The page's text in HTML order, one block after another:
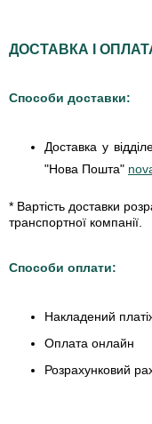
ДОСТАВКА І
Способи доставки:
Доставка у
"Нова Пошта"
* Вартість доставки
транспортної компанії.
Способи оплати:
Накладений
Оплата онлайн
Розрахунковий